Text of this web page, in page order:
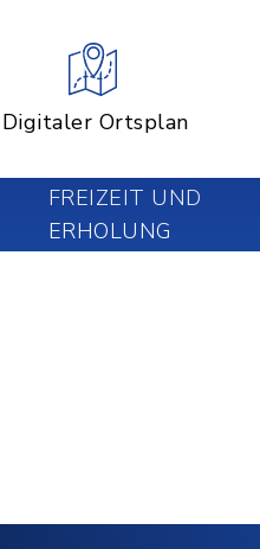
Digitaler Ortsplan
FREIZEIT UND
ERHOLUNG